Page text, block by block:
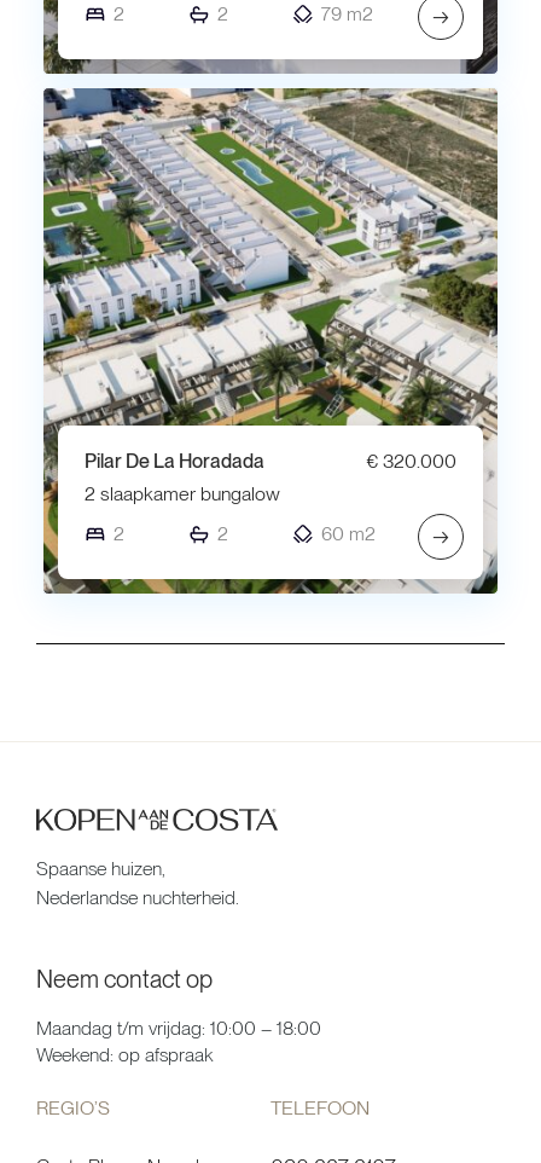
2
2 79 m2 →
Pilar De La Horadada
€ 320.000
2 slaapkamer bungalow
2
2 60 m2 →
Spaanse huizen,
Nederlandse nuchterheid.
Neem contact op
Maandag t/m vrijdag: 10:00 – 18:00
Weekend: op afspraak
REGIO’S TELEFOON